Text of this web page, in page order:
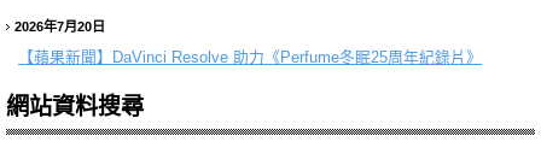
2026年7月20日
【蘋果新聞】 DaVinci Resolve 助力《Perfume冬眠25周年紀錄片》
網站資料搜尋